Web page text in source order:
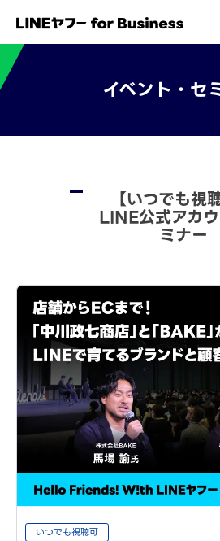
イベント・セ
【いつでも視
LINE公式アカ
ミナー
いつでも視聴可